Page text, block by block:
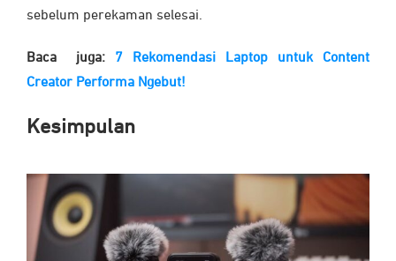
sebelum perekaman selesai.
Baca juga: 7 Rekomendasi Laptop untuk Content
Creator Performa Ngebut!
Kesimpulan